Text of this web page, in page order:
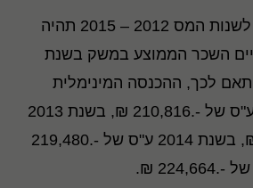
ההכנסה המינימלית לשנות המס 2012 – 2015 תהיה
השכר הממוצע במשק בשנת
לכך, ההכנסה המינימלית
לשנת 2012 תעמוד ע"ס של -.210,816 ₪, בשנת 2013
ע"ס של -.216,000 ₪, בשנת 2014 ע"ס של -.219,480